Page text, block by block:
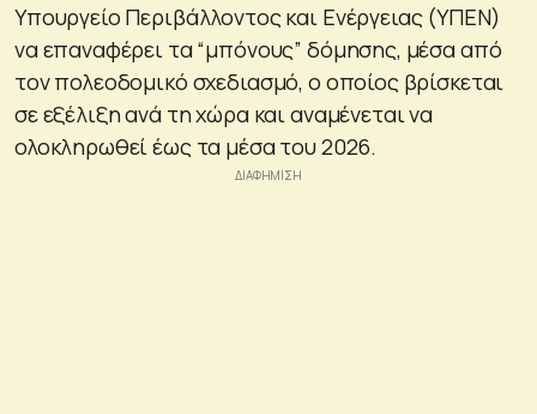
Υπουργείο Περιβάλλοντος και Ενέργειας (ΥΠΕΝ)
να επαναφέρει τα “μπόνους” δόμησης, μέσα από
τον πολεοδομικό σχεδιασμό, ο οποίος βρίσκεται
σε εξέλιξη ανά τη χώρα και αναμένεται να
ολοκληρωθεί έως τα μέσα του 2026.